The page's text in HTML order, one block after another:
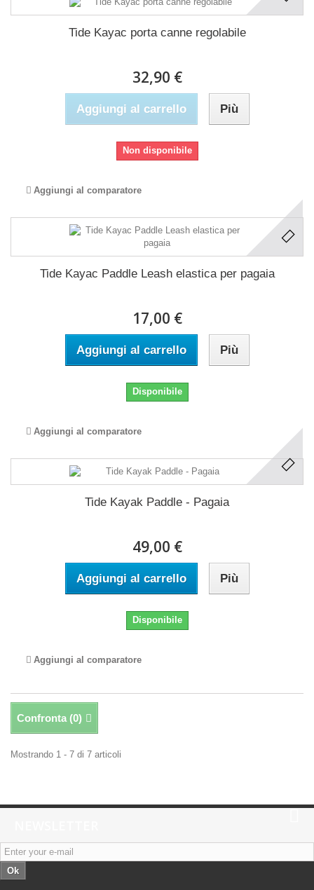
Tide Kayac porta canne regolabile
32,90 €
Aggiungi al carrello Più
Non disponibile
Aggiungi al comparatore
Tide Kayac Paddle Leash elastica per pagaia
17,00 €
Aggiungi al carrello Più
Disponibile
Aggiungi al comparatore
Tide Kayak Paddle - Pagaia
49,00 €
Aggiungi al carrello Più
Disponibile
Aggiungi al comparatore
Confronta (0)
Mostrando 1 - 7 di 7 articoli
Ok